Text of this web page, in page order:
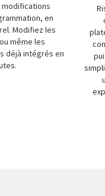
en
Modifiez les
même les
déjà intégrés en